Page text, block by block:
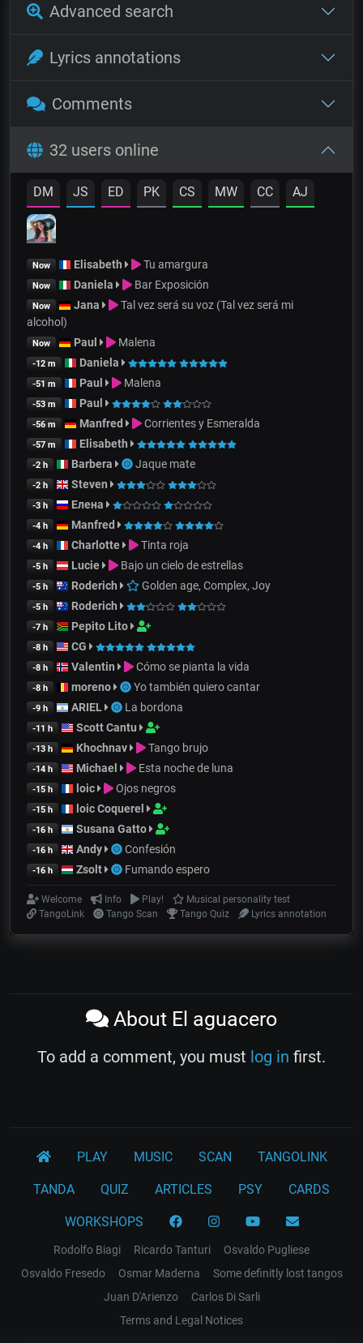
Advanced search
Lyrics annotations
Comments
32 users online
DM JS ED PK CS MW CC AJ
Now Elisabeth Tu amargura
Now Daniela Bar Exposición
Now Jana
Tal vez será su voz (Tal vez será mi
alcohol)
Now Paul Malena
-12 m Daniela
-51 m Paul Malena
-53 m Paul
-56 m Manfred Corrientes y Esmeralda
-57 m Elisabeth
-2 h Barbera Jaque mate
-2 h Steven
-3 h Елена
-4 h Manfred
-4 h Charlotte Tinta roja
-5 h Lucie Bajo un cielo de estrellas
-5 h Roderich Golden age, Complex, Joy
-5 h Roderich
-7 h Pepito Lito
-8 h CG
-8 h Valentin Cómo se pianta la vida
-8 h moreno Yo también quiero cantar
-9 h ARIEL La bordona
-11 h Scott Cantu
-13 h Khochnav Tango brujo
-14 h Michael Esta noche de luna
-15 h loic Ojos negros
-15 h loic Coquerel
-16 h Susana Gatto
-16 h Andy Confesión
-16 h Zsolt Fumando espero
Welcome Info Play!
Musical personality test
TangoLink
Tango Scan Tango Quiz Lyrics annotation
About El aguacero
To add a comment, you must log in first.
PLAY MUSIC SCAN TANGOLINK
TANDA QUIZ ARTICLES PSY CARDS
WORKSHOPS
Rodolfo Biagi Ricardo Tanturi
Osvaldo Pugliese
Osvaldo Fresedo
Osmar Maderna
Some definitly lost tangos
Juan D'Arienzo
Carlos Di Sarli
Terms and Legal Notices